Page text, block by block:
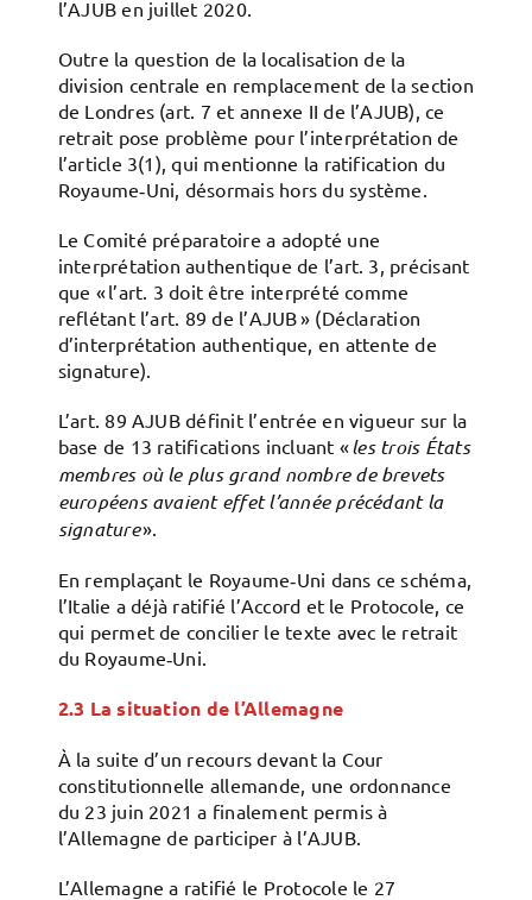
l’AJUB en juillet 2020.
Outre la question de la localisation de la
division centrale en remplacement de la section
de Londres (art. 7 et annexe II de l’AJUB), ce
retrait pose problème pour l’interprétation de
l’article 3(1), qui mentionne la ratification du
Royaume‑Uni, désormais hors du système.
Le Comité préparatoire a adopté une
interprétation authentique de l’art. 3, précisant
que « l’art. 3 doit être interprété comme
reflétant l’art. 89 de l’AJUB » (Déclaration
d’interprétation authentique, en attente de
signature).
L’art. 89 AJUB définit l’entrée en vigueur sur la
base de 13 ratifications incluant «les trois États
membres où le plus grand nombre de brevets
européens avaient effet l’année précédant la
signature».
En remplaçant le Royaume‑Uni dans ce schéma,
l’Italie a déjà ratifié l’Accord et le Protocole, ce
qui permet de concilier le texte avec le retrait
du Royaume‑Uni.
2.3 La situation de l’Allemagne
À la suite d’un recours devant la Cour
constitutionnelle allemande, une ordonnance
du 23 juin 2021 a finalement permis à
l’Allemagne de participer à l’AJUB.
L’Allemagne a ratifié le Protocole le 27